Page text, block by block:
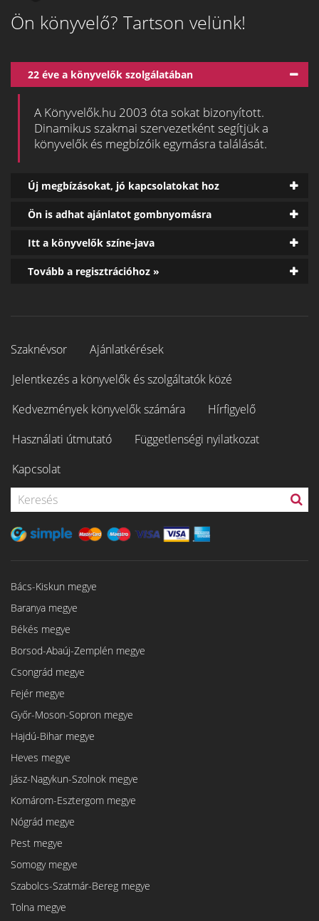
Ön könyvelő? Tartson velünk!
22 éve a könyvelők szolgálatában
A Könyvelők.hu 2003 óta sokat bizonyított.
Dinamikus szakmai szervezetként segítjük a
könyvelők és megbízóik egymásra találását.
Új megbízásokat, jó kapcsolatokat hoz
Ön is adhat ajánlatot gombnyomásra
Itt a könyvelők színe-java
Tovább a regisztrációhoz »
Szaknévsor
Ajánlatkérések
Jelentkezés a könyvelők és szolgáltatók közé
Kedvezmények könyvelők számára
Hírfigyelő
Használati útmutató
Függetlenségi nyilatkozat
Kapcsolat
Bács-Kiskun megye
Baranya megye
Békés megye
Borsod-Abaúj-Zemplén megye
Csongrád megye
Fejér megye
Győr-Moson-Sopron megye
Hajdú-Bihar megye
Heves megye
Jász-Nagykun-Szolnok megye
Komárom-Esztergom megye
Nógrád megye
Pest megye
Somogy megye
Szabolcs-Szatmár-Bereg megye
Tolna megye